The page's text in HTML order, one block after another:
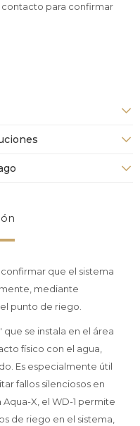
para confirmar
confirmar que el sistema
mediante
punto de riego.
se instala en el área
físico con el agua,
Es especialmente útil
fallos silenciosos en
X, el WD-1 permite
de riego en el sistema,